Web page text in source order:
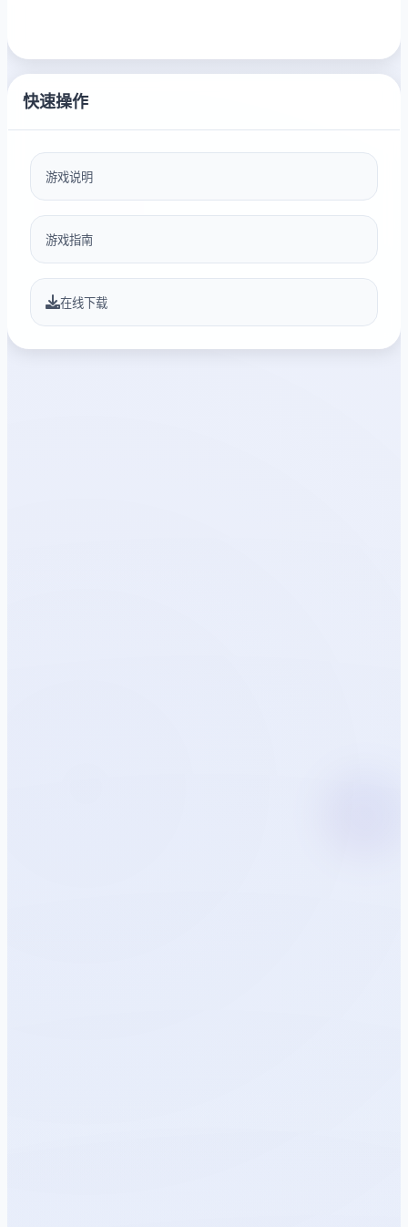
快速操作
游戏说明
游戏指南
在线下载